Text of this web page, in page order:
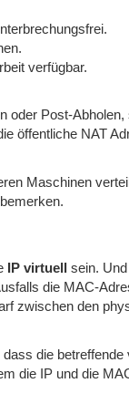
verfügbar.
Post-
öffentliche NAT
Maschinen
IP virtuell sein.
die MAC-
zwischen den
dass die
die IP und die